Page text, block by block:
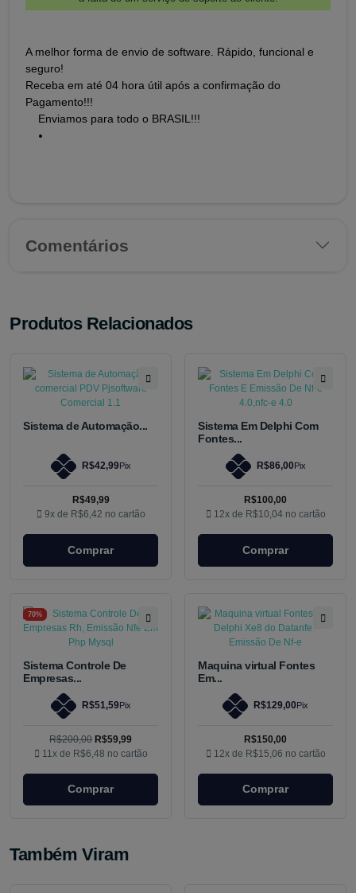
A melhor forma de envio de software. Rápido, funcional e
seguro!
Receba em até 04 hora útil após a confirmação do
Pagamento!!!
Enviamos para todo o BRASIL!!!
Comentários
Produtos Relacionados
Sistema de Automação...
R$42,99Pix
R$49,99
9x de R$6,42 no cartão
Comprar
Sistema Em Delphi Com
Fontes...
R$86,00Pix
R$100,00
12x de R$10,04 no cartão
Comprar
70%
Sistema Controle De
Empresas...
R$51,59Pix
R$200,00 R$59,99
11x de R$6,48 no cartão
Comprar
Maquina virtual Fontes
Em...
R$129,00Pix
R$150,00
12x de R$15,06 no cartão
Comprar
Também Viram